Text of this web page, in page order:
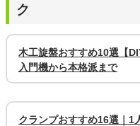
ク
木工旋盤おすすめ10選【
入門機から本格派まで
クランプおすすめ16選｜1